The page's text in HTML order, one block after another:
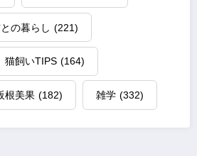
の暮らし (221)
猫飼いTIPS (164)
根美果 (182) 雑学 (332)